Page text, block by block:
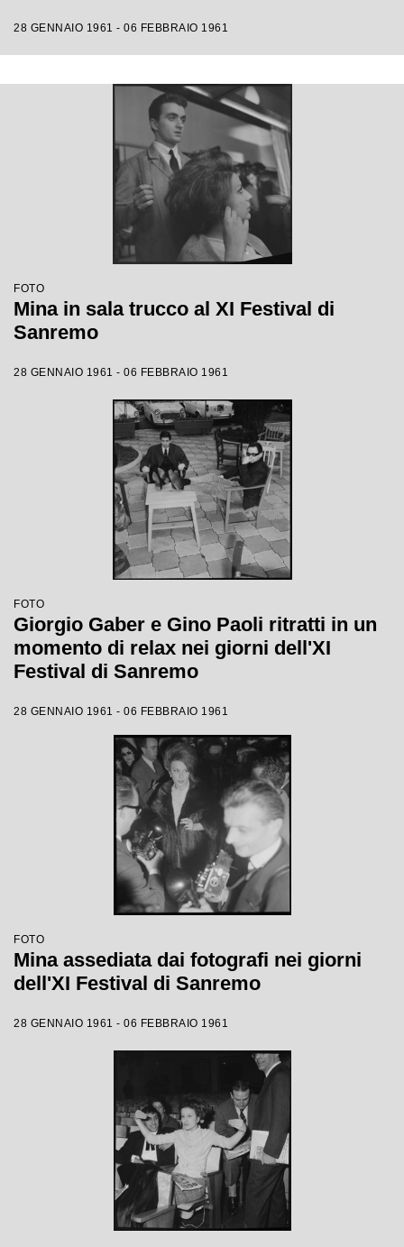
28 GENNAIO 1961 - 06 FEBBRAIO 1961
FOTO
Mina in sala trucco al XI Festival di
Sanremo
28 GENNAIO 1961 - 06 FEBBRAIO 1961
FOTO
Giorgio Gaber e Gino Paoli ritratti in un
momento di relax nei giorni dell'XI
Festival di Sanremo
28 GENNAIO 1961 - 06 FEBBRAIO 1961
FOTO
Mina assediata dai fotografi nei giorni
dell'XI Festival di Sanremo
28 GENNAIO 1961 - 06 FEBBRAIO 1961